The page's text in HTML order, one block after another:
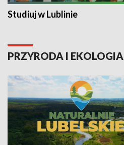
Studiuj w Lublinie
PRZYRODA I EKOLOGIA